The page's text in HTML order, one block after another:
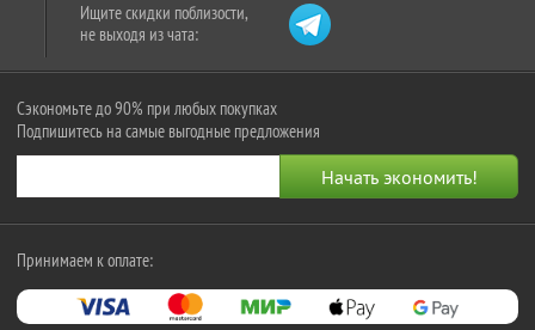
Ищите скидки поблизости,
не выходя из чата:
Сэкономьте до 90% при любых покупках
Подпишитесь на самые выгодные предложения
Принимаем к оплате: